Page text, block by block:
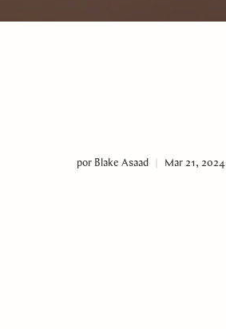
por Blake Asaad Mar 21, 2024